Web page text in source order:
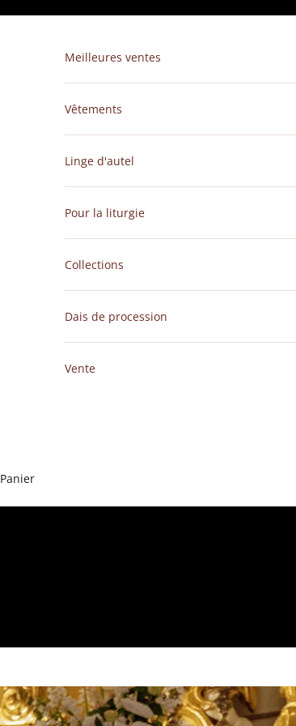
Meilleures ventes
Vêtements
Linge d'autel
Pour la liturgie
Collections
Dais de procession
Vente
Panier